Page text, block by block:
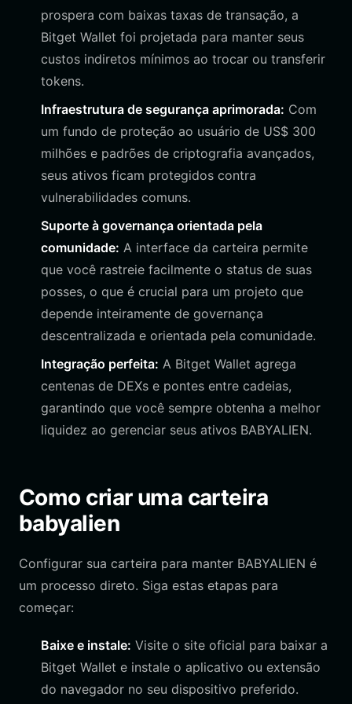
prospera com baixas taxas de transação, a
Bitget Wallet foi projetada para manter seus
custos indiretos mínimos ao trocar ou transferir
tokens.
Infraestrutura de segurança aprimorada: Com
um fundo de proteção ao usuário de US$ 300
milhões e padrões de criptografia avançados,
seus ativos ficam protegidos contra
vulnerabilidades comuns.
Suporte à governança orientada pela
comunidade: A interface da carteira permite
que você rastreie facilmente o status de suas
posses, o que é crucial para um projeto que
depende inteiramente de governança
descentralizada e orientada pela comunidade.
Integração perfeita: A Bitget Wallet agrega
centenas de DEXs e pontes entre cadeias,
garantindo que você sempre obtenha a melhor
liquidez ao gerenciar seus ativos BABYALIEN.
Como criar uma carteira
babyalien
Configurar sua carteira para manter BABYALIEN é
um processo direto. Siga estas etapas para
começar:
Baixe e instale: Visite o site oficial para baixar a
Bitget Wallet e instale o aplicativo ou extensão
do navegador no seu dispositivo preferido.